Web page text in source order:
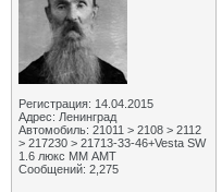
Регистрация: 14.04.2015
Адрес: Ленинград
Автомобиль: 21011 > 2108 > 2112
> 217230 > 21713-33-46+Vesta SW
1.6 люкс ММ АМТ
Сообщений: 2,275